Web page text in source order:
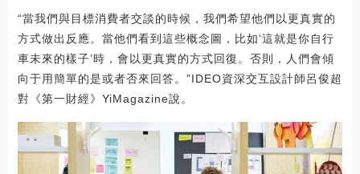
“當我們與目標消費者交談的時候，我們希望他們以更真實的
方式做出反應。當他們看到這些概念圖，比如‘這就是你自行
車未來的樣子’時，會以更真實的方式回復。否則，人們會傾
向于用簡單的是或者否來回答。”IDEO資深交互設計師呂俊超
對《第一財經》YiMagazine說。